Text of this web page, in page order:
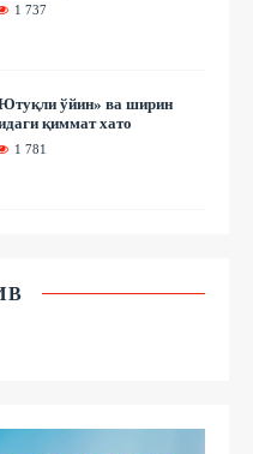
1 737
ўйин» ва ширин
қиммат хато
1 781